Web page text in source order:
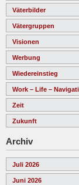
Väterbilder
Vätergruppen
Visionen
Werbung
Wiedereinstieg
Work – Life –
Zeit
Zukunft
Archiv
Juli 2026
Juni 2026